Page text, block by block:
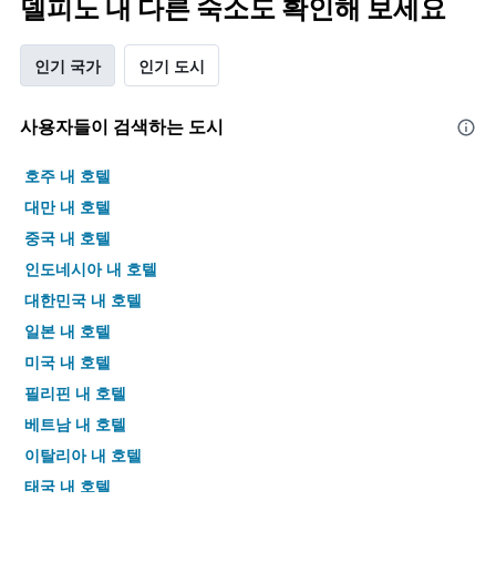
델피노 내 다른 숙소도 확인해 보세요
인기 국가 인기 도시
사용자들이 검색하는 도시
호주 내 호텔
대만 내 호텔
중국 내 호텔
인도네시아 내 호텔
대한민국 내 호텔
일본 내 호텔
미국 내 호텔
필리핀 내 호텔
베트남 내 호텔
이탈리아 내 호텔
태국 내 호텔